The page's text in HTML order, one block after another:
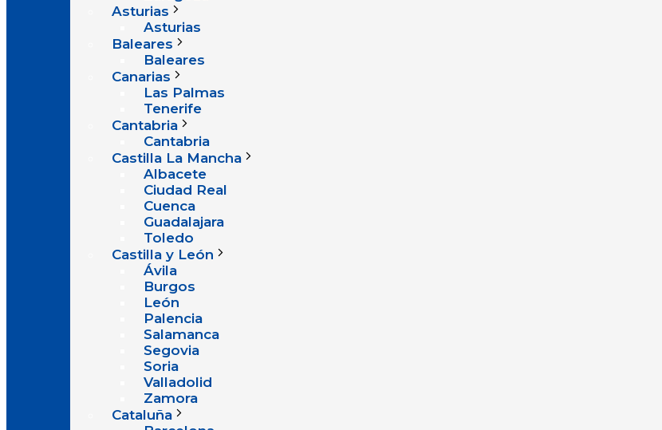
Asturias
Asturias
Baleares
Baleares
Canarias
Las Palmas
Tenerife
Cantabria
Cantabria
Castilla La Mancha
Albacete
Ciudad Real
Cuenca
Guadalajara
Toledo
Castilla y León
Ávila
Burgos
León
Palencia
Salamanca
Segovia
Soria
Valladolid
Zamora
Cataluña